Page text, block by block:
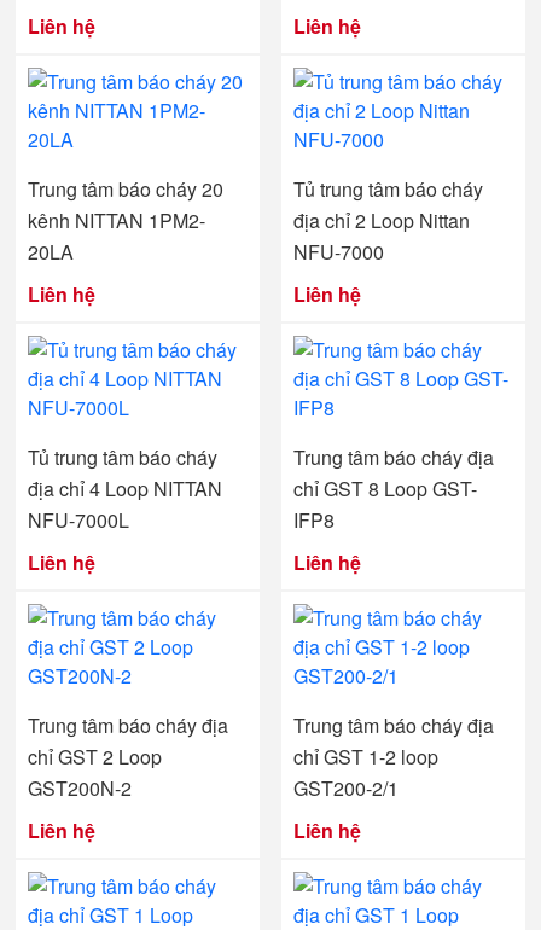
Liên hệ
Liên hệ
Trung tâm báo cháy 20
kênh NITTAN 1PM2-
20LA
Liên hệ
Tủ trung tâm báo cháy
địa chỉ 2 Loop Nittan
NFU-7000
Liên hệ
Tủ trung tâm báo cháy
địa chỉ 4 Loop NITTAN
NFU-7000L
Liên hệ
Trung tâm báo cháy địa
chỉ GST 8 Loop GST-
IFP8
Liên hệ
Trung tâm báo cháy địa
chỉ GST 2 Loop
GST200N-2
Liên hệ
Trung tâm báo cháy địa
chỉ GST 1-2 loop
GST200-2/1
Liên hệ